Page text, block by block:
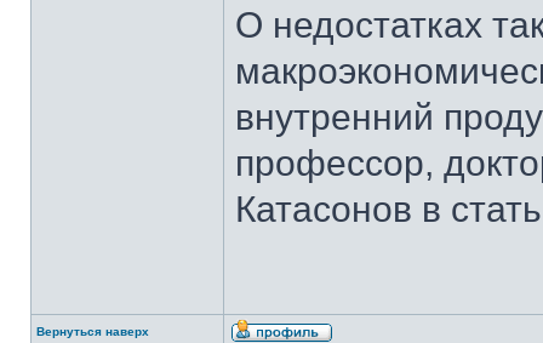
О недостатках
внутренний
профессор,
Катасонов в
Вернуться наверх